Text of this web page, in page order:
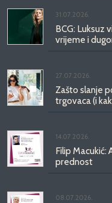
31.07.2026.
BCG: Luksuz
vrijeme i
27.07.2026.
Zašto slanje
trgovaca (i
14.07.2026.
Filip
prednost
08.07.2026.